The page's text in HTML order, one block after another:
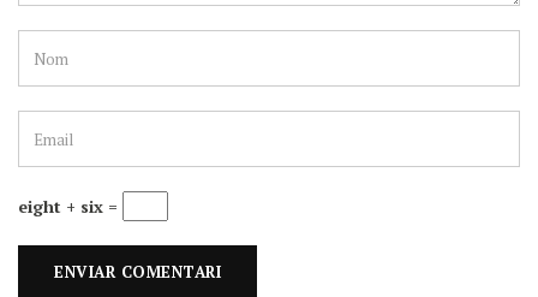
eight + six =